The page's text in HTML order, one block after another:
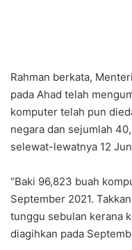
Rahman berkata,
pada Ahad telah
komputer telah pun
negara dan sejumlah
selewat-lewatnya 12
“Baki 96,823 buah
September 2021.
tunggu sebulan kerana
diagihkan pada